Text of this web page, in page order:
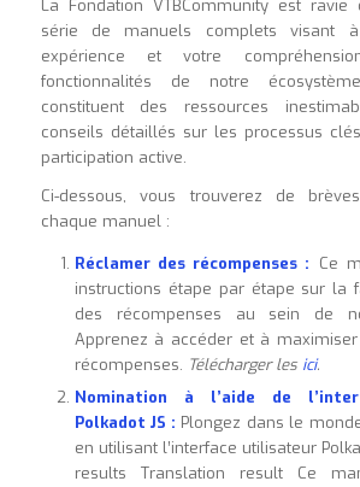
La Fondation VTBCommunity est
série de manuels complets visant
expérience et votre
fonctionnalités de notre
constituent des ressources
conseils détaillés sur les processus
participation active.
Ci-dessous, vous trouverez de
chaque manuel :
Réclamer des récompenses : Ce
instructions étape par étape sur la
des récompenses au sein de
Apprenez à accéder et à
récompenses. Télécharger les ici.
Nomination à l’aide de
Polkadot JS : Plongez dans le
en utilisant l’interface utilisateur
results Translation result Ce